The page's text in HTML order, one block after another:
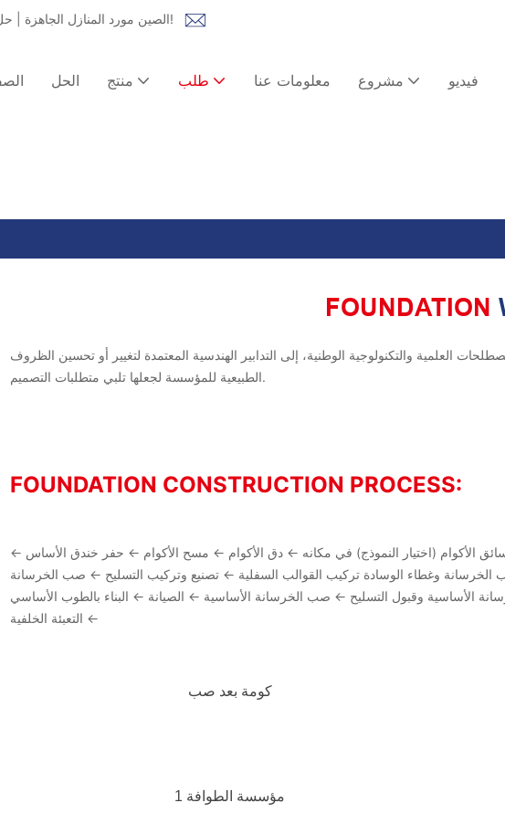
Lida Group الصين مورد المنازل الجاهزة | حل شامل للمنازل المعيارية، وبيوت الحاويات!
الحل منتج طلب معلومات عنا مشروع فيديو
FOUNDATION
العلمية والتكنولوجية الوطنية، إلى التدابير الهندسية المعتمدة لتغيير أو تحسين الظروف
الطبيعية للمؤسسة لجعلها تلبي متطلبات التصميم.
FOUNDATION CONSTRUCTION PROCESS:
الأكوام (اختيار النموذج) في مكانه ← دق الأكوام ← مسح الأكوام ← حفر خندق الأساس ←
وغطاء الوسادة تركيب القوالب السفلية ← تصنيع وتركيب التسليح ← صب الخرسانة
الأساسية وقبول التسليح ← صب الخرسانة الأساسية ← الصيانة ← البناء بالطوب الأساسي
← التعبئة الخلفية
كومة بعد صب
مؤسسة الطوافة 1